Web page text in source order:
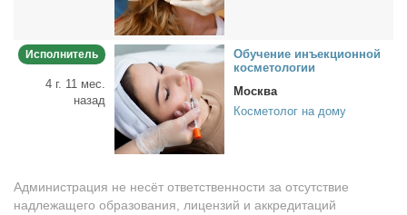
Исполнитель
4 г. 11 мес.
назад
Обу­че­ние инъ­ек­ци­он­ной
кос­ме­то­ло­гии
Москва
Косметолог на дому
Администрация не несёт ответственности за отсутствие
надлежащего образования, лицензий и аккредитаций